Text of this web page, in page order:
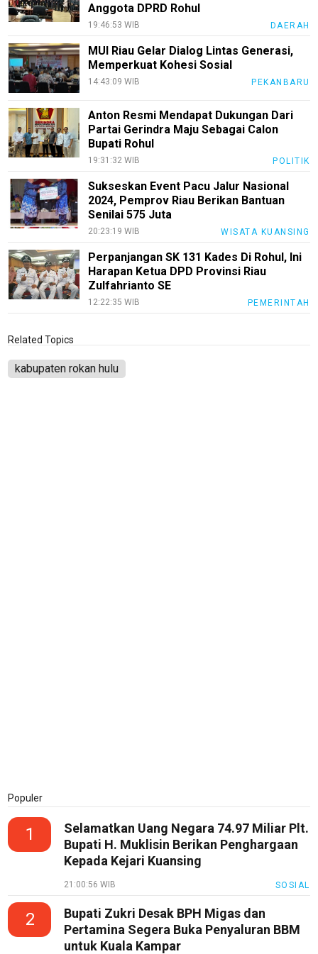
Anggota DPRD Rohul
19:46:53 WIB DAERAH
MUI Riau Gelar Dialog Lintas Generasi,
Memperkuat Kohesi Sosial
14:43:09 WIB PEKANBARU
Anton Resmi Mendapat Dukungan Dari
Partai Gerindra Maju Sebagai Calon
Bupati Rohul
19:31:32 WIB POLITIK
Sukseskan Event Pacu Jalur Nasional
2024, Pemprov Riau Berikan Bantuan
Senilai 575 Juta
20:23:19 WIB WISATA KUANSING
Perpanjangan SK 131 Kades Di Rohul, Ini
Harapan Ketua DPD Provinsi Riau
Zulfahrianto SE
12:22:35 WIB PEMERINTAH
Related Topics
kabupaten rokan hulu
Populer
1
Selamatkan Uang Negara 74.97 Miliar Plt.
Bupati H. Muklisin Berikan Penghargaan
Kepada Kejari Kuansing
21:00:56 WIB SOSIAL
2
Bupati Zukri Desak BPH Migas dan
Pertamina Segera Buka Penyaluran BBM
untuk Kuala Kampar